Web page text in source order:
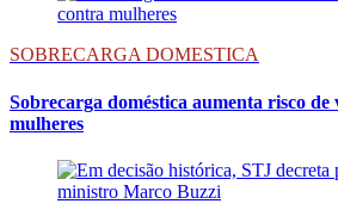
SOBRECARGA DOMESTICA
Sobrecarga doméstica aumenta risco de
mulheres